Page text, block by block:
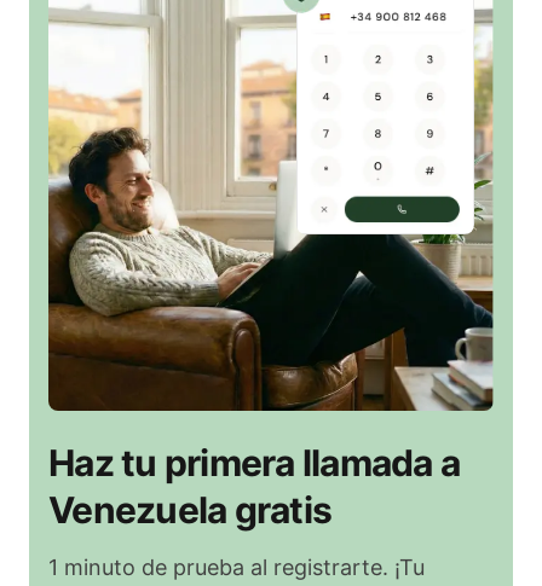
Haz tu primera llamada a
Venezuela gratis
1 minuto de prueba al registrarte. ¡Tu